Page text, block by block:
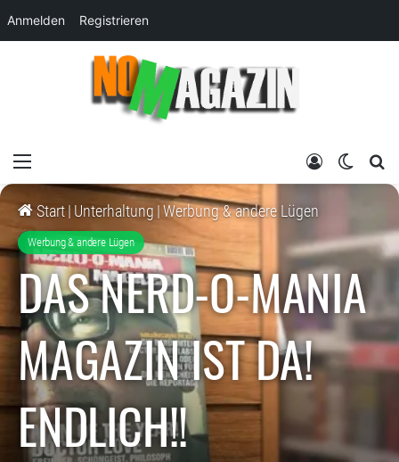
Anmelden Registrieren
Menü Skin
Anmelden
Start| Unterhaltung |Werbung & andere Lügen
Werbung & andere Lügen
DAS NERD-O-MANIA
MAGAZIN IST DA!
ENDLICH!!